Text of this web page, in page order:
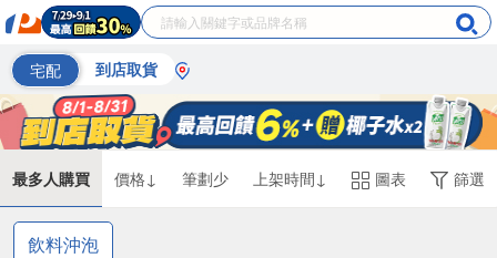
宅配 到店取貨
最多人購買 價格↓ 筆劃少 上架時間↓ 圖表 篩選
飲料沖泡